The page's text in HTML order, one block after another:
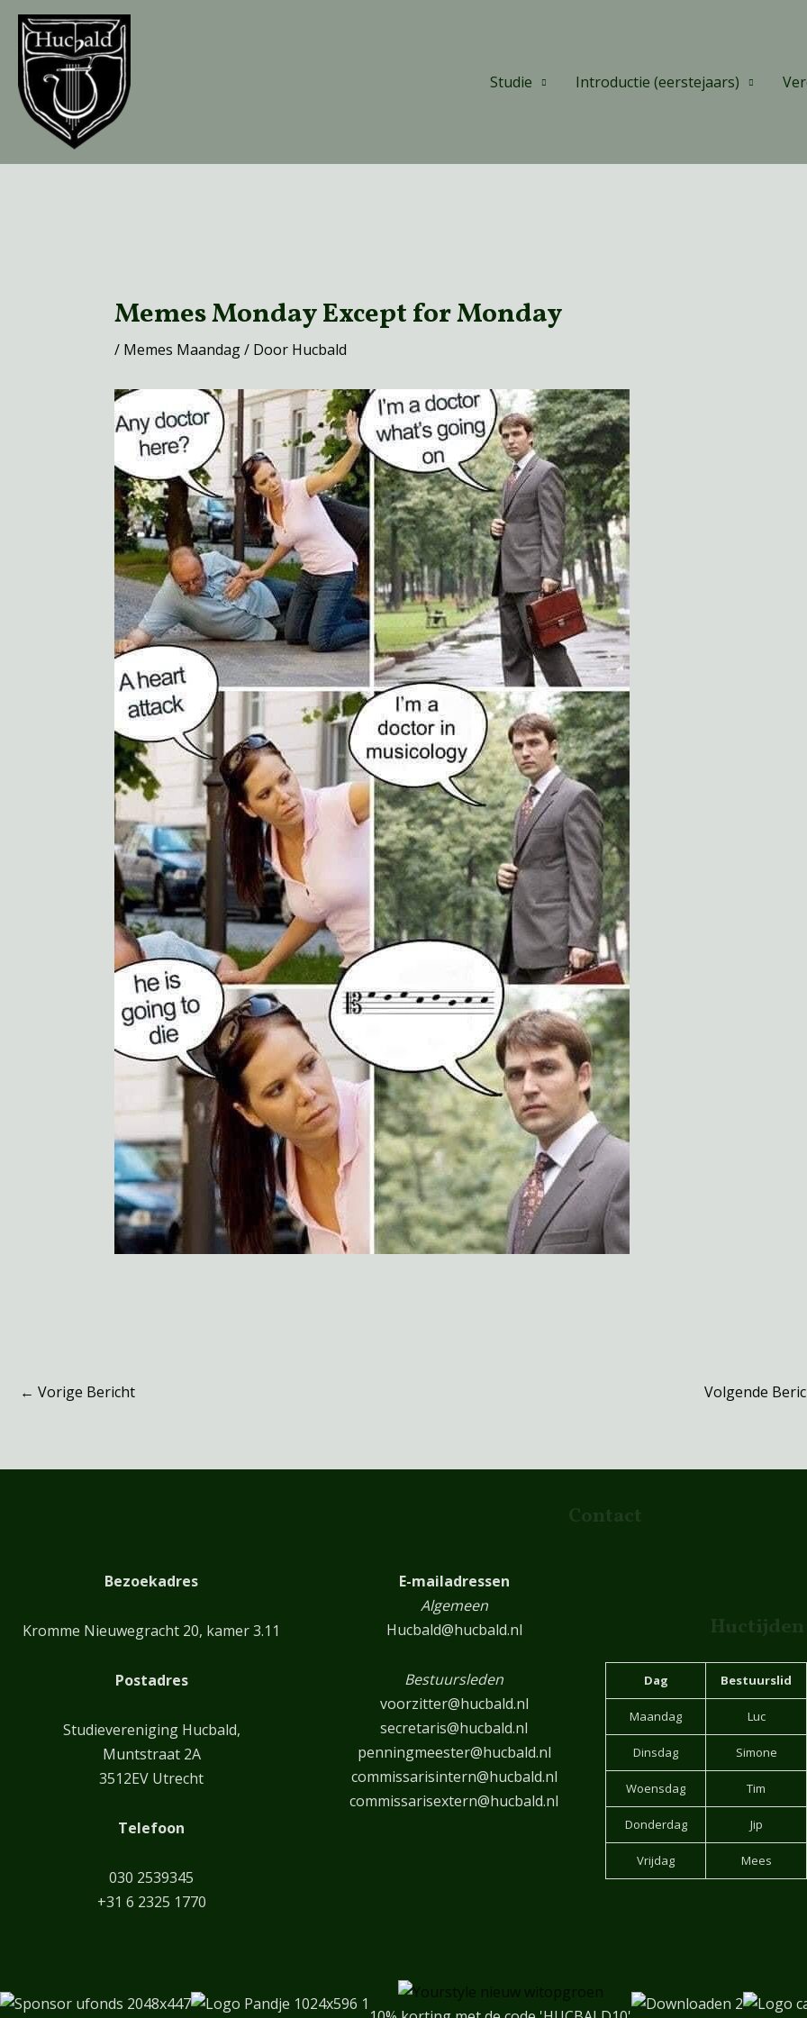
naar
inhoud
Studie Introductie (eerstejaars)
Memes Monday Except for Monday
/ Memes Maandag/ Door Hucbald
← Vorige Bericht Volgende
Contact
Bezoekadres
Kromme Nieuwegracht 20, kamer 3.11
Postadres
Studievereniging Hucbald,
Muntstraat 2A
3512EV Utrecht
Telefoon
030 2539345
+31 6 2325 1770
E-mailadressen
Algemeen
Hucbald@hucbald.nl
Bestuursleden
voorzitter@hucbald.nl
secretaris@hucbald.nl
penningmeester@hucbald.nl
commissarisintern@hucbald.nl
commissarisextern@hucbald.nl
Huctijden
Dag Bestuurslid
Maandag Luc
Dinsdag Simone
Woensdag Tim
Donderdag Jip
Vrijdag Mees